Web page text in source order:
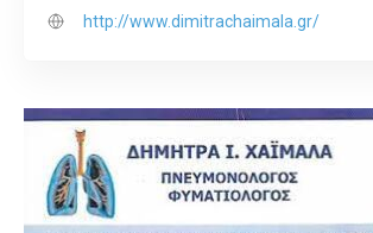
http://www.dimitrachaimala.gr/